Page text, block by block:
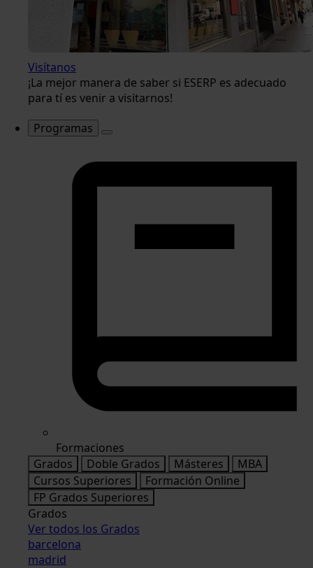
Visítanos
¡La mejor manera de saber si ESERP es adecuado
para tí es venir a visitarnos!
Programas
Formaciones
Grados
Doble Grados Másteres
MBA
Cursos Superiores
Formación Online
FP Grados Superiores
Grados
Ver todos los Grados
barcelona
madrid